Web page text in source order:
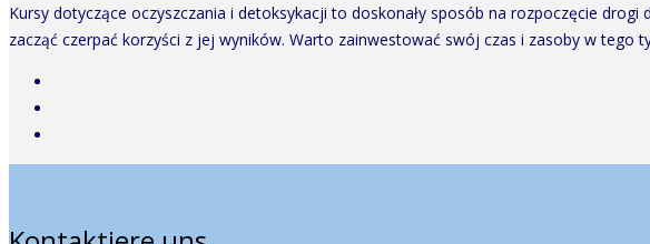
Kursy dotyczące oczyszczania i detoksykacji to doskonały sposób na rozpoczęcie
zacząć czerpać korzyści z jej wyników. Warto zainwestować swój czas i zasoby w tego